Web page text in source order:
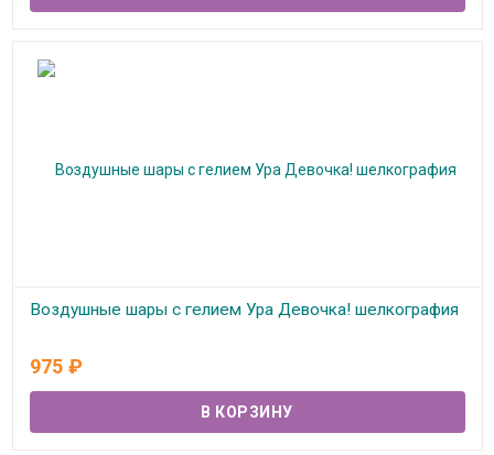
Воздушные шары с гелием Ура Девочка! шелкография
975 ₽